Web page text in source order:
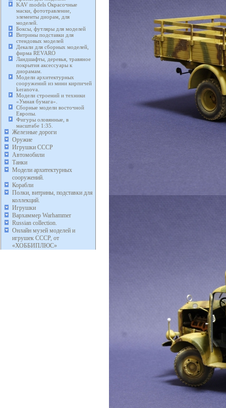
KAV models Окрасочные
маски, фототравление,
элементы диорам, для
моделей.
Боксы, футляры для моделей
Витрины подставки для
стендовых моделей
Декали для сборных моделей,
фирма REVARO
Ландшафты, деревья, травяное
покрытия аксессуары к
диорамам.
Модели архитектурных
сооружений из мини кирпичей
keranova.
Модели строений и техники
«Умная бумага».
Сборные модели восточной
Европы.
Фигуры оловянные, в
масштабе 1:35.
Железные дороги
Оружие
Игрушки СССР
Автомобили
Танки
Модели архитектурных
сооружений.
Корабли
Полки, витрины, подставки для
коллекций.
Игрушки
Вархаммер Warhammer
Russian collection.
Онлайн музей моделей и
игрушек СССР, от
«ХОББИПЛЮС»